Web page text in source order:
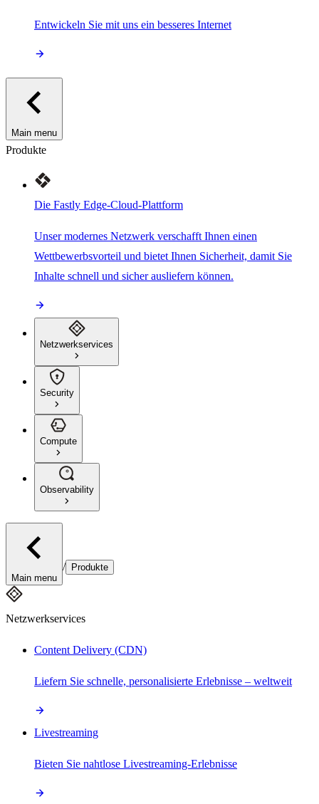
Entwickeln Sie mit uns ein besseres Internet
Main menu
Produkte
Die Fastly Edge-Cloud-Plattform
Unser modernes Netzwerk verschafft Ihnen einen
Wettbewerbsvorteil und bietet Ihnen Sicherheit, damit Sie
Inhalte schnell und sicher ausliefern können.
Netzwerkservices
Security
Compute
Observability
Main menu
/ Produkte
Netzwerkservices
Content Delivery (CDN)
Liefern Sie schnelle, personalisierte Erlebnisse – weltweit
Livestreaming
Bieten Sie nahtlose Livestreaming-Erlebnisse